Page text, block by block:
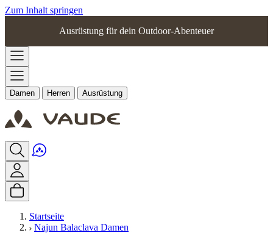
Zum Inhalt springen
Ausrüstung für dein Outdoor-Abenteuer
Damen Herren Ausrüstung
Startseite
Najun Balaclava Damen